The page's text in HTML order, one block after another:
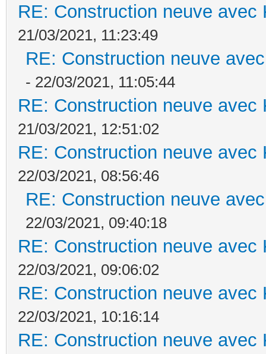
RE: Construction neuve avec
21/03/2021, 11:23:49
RE: Construction neuve
- 22/03/2021, 11:05:44
RE: Construction neuve avec
21/03/2021, 12:51:02
RE: Construction neuve avec
22/03/2021, 08:56:46
RE: Construction neuve
22/03/2021, 09:40:18
RE: Construction neuve avec
22/03/2021, 09:06:02
RE: Construction neuve avec
22/03/2021, 10:16:14
RE: Construction neuve avec